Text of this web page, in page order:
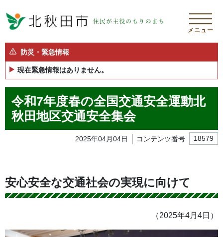
メニュー
防災・緊急情報
現在緊急情報はありません。
令和7年度春の全国交通安全運動北
秋田地区交通安全集会
2025年04月04日 コンテンツ番号 18579
安心安全な交通社会の実現に向けて
（2025年4月4日）